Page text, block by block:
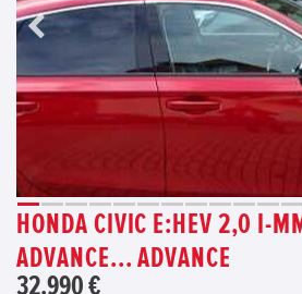
HONDA CIVIC E:HEV 2,0 I-
ADVANCE... ADVANCE
32.990 €